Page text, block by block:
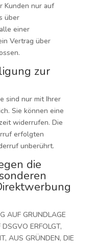
Kunden nur auf
über
einer
Vertrag über
zur
sind nur mit Ihrer
Sie können eine
widerrufen. Die
erfolgten
unberührt.
die
AUF GRUNDLAGE
ERFOLGT,
AUS GRÜNDEN, DIE